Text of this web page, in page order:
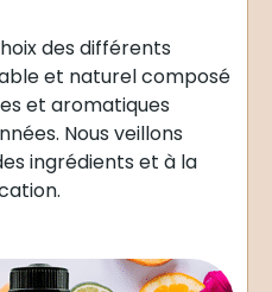
des différents
et naturel composé
et aromatiques
Nous veillons
ingrédients et à la